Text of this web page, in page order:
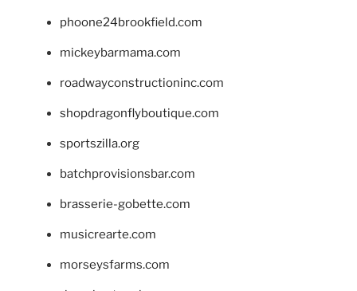
phoone24brookfield.com
mickeybarmama.com
roadwayconstructioninc.com
shopdragonflyboutique.com
sportszilla.org
batchprovisionsbar.com
brasserie-gobette.com
musicrearte.com
morseysfarms.com